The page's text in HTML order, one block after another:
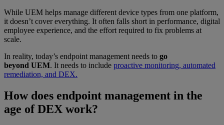
While UEM helps manage different device types from one platform,
it doesn’t cover everything. It often falls short in performance, digital
employee experience, and the effort required to fix problems at
scale.
In reality, today’s endpoint management needs to go
beyond UEM. It needs to include proactive monitoring, automated
remediation, and DEX.
How does endpoint management in the
age of DEX work?